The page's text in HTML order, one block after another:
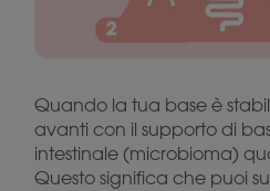
Quando la tua base è
avanti con il supporto di
intestinale (microbioma)
Questo significa che puoi